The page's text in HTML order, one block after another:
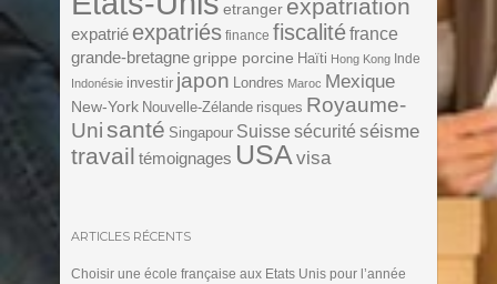
etranger expatriation
expatrié expatriés finance fiscalitéfrance
grande-bretagne grippe porcine Haïti Hong Kong Inde
Indonésie investir japon Londres Maroc Mexique
New-York Nouvelle-Zélande risques Royaume-
Unisanté Singapour Suisse sécurité séisme
travail témoignages USA visa
ARTICLES RÉCENTS
Choisir une école française aux Etats Unis pour l’année